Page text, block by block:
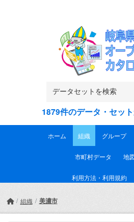
1879件のデータ・セッ
ホーム 組織 グループ
市町村データ 地
利用方法・利用規約
組織 美濃市